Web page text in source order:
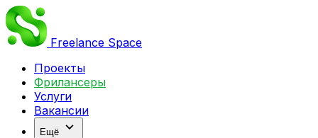
Freelance Space
Проекты
Фрилансеры
Услуги
Вакансии
Ещё expand_more